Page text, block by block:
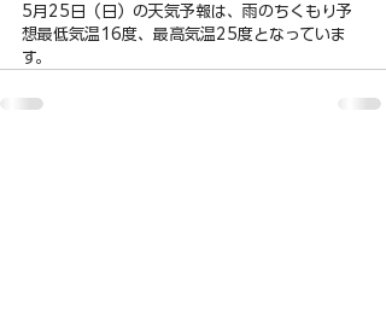
5月25日（日）の天気予報は、雨のちくもり予
想最低気温16度、最高気温25度となっていま
す。